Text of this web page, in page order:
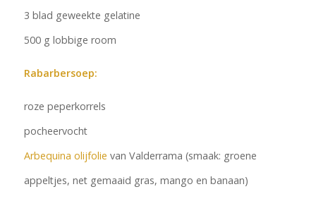
3 blad geweekte gelatine
500 g lobbige room
Rabarbersoep:
roze peperkorrels
pocheervocht
Arbequina olijfolie van Valderrama (smaak: groene
appeltjes, net gemaaid gras, mango en banaan)